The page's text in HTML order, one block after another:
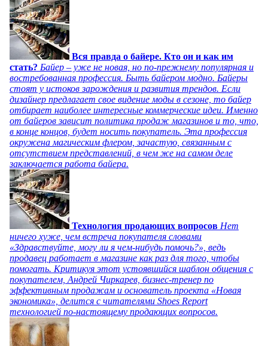
Вся правда о байере. Кто он и как им
стать? Байер – уже не новая, но по-прежнему популярная и
востребованная профессия. Быть байером модно. Байеры
стоят у истоков зарождения и развития трендов. Если
дизайнер предлагает свое видение моды в сезоне, то байер
отбирает наиболее интересные коммерческие идеи. Именно
от байеров зависит политика продаж магазинов и то, что,
в конце концов, будет носить покупатель. Эта профессия
окружена магическим флером, зачастую, связанным с
отсутствием представлений, в чем же на самом деле
заключается работа байера.
Технология продающих вопросов Нет
ничего хуже, чем встреча покупателя словами
«Здравствуйте, могу ли я чем-нибудь помочь?», ведь
продавец работает в магазине как раз для того, чтобы
помогать. Критикуя этот устоявшийся шаблон общения с
покупателем, Андрей Чиркарев, бизнес-тренер по
эффективным продажам и основатель проекта «Новая
экономика», делится с читателями Shoes Report
технологией по-настоящему продающих вопросов.